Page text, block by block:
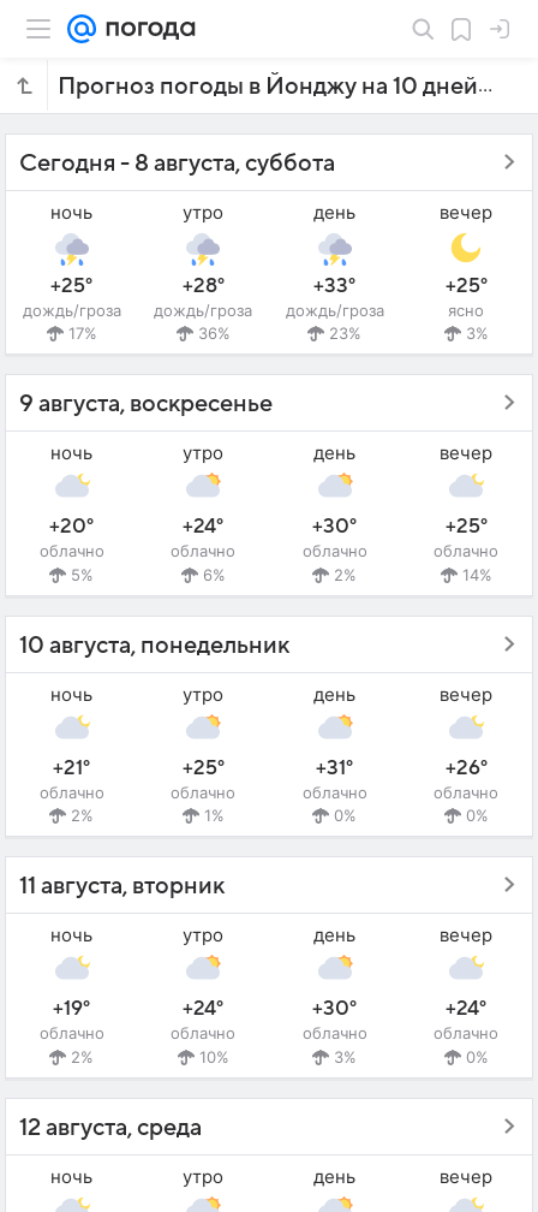
Прогноз погоды в Йонджу на 10 дней
Сегодня - 8 августа, суббота
ночь
+25°
дождь/гроза
17%
утро
+28°
дождь/гроза
36%
день
+33°
дождь/гроза
23%
вечер
+25°
ясно
3%
9 августа, воскресенье
ночь
+20°
облачно
5%
утро
+24°
облачно
6%
день
+30°
облачно
2%
вечер
+25°
облачно
14%
10 августа, понедельник
ночь
+21°
облачно
2%
утро
+25°
облачно
1%
день
+31°
облачно
0%
вечер
+26°
облачно
0%
11 августа, вторник
ночь
+19°
облачно
2%
утро
+24°
облачно
10%
день
+30°
облачно
3%
вечер
+24°
облачно
0%
12 августа, среда
ночь утро день вечер